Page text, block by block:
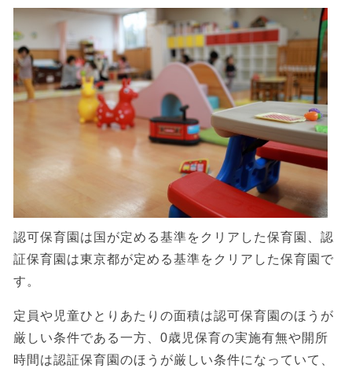
認可保育園は国が定める基準をクリアした保育園、認
証保育園は東京都が定める基準をクリアした保育園で
す。
定員や児童ひとりあたりの面積は認可保育園のほうが
厳しい条件である一方、0歳児保育の実施有無や開所
時間は認証保育園のほうが厳しい条件になっていて、